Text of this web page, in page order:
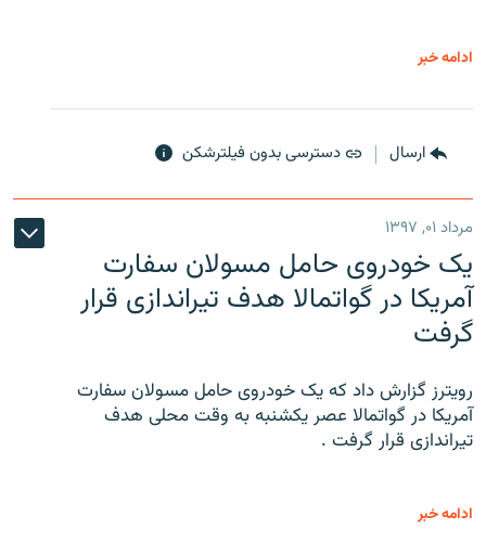
ادامه خبر
ارسال دسترسی بدون فیلترشکن
مرداد ۰۱, ۱۳۹۷
یک خودروی حامل مسولان سفارت
آمریکا در گواتمالا هدف تیراندازی قرار
گرفت
رویترز گزارش داد که یک خودروی حامل مسولان سفارت
آمریکا در گواتمالا عصر یکشنبه به وقت محلی هدف
تیراندازی قرار گرفت .
ادامه خبر